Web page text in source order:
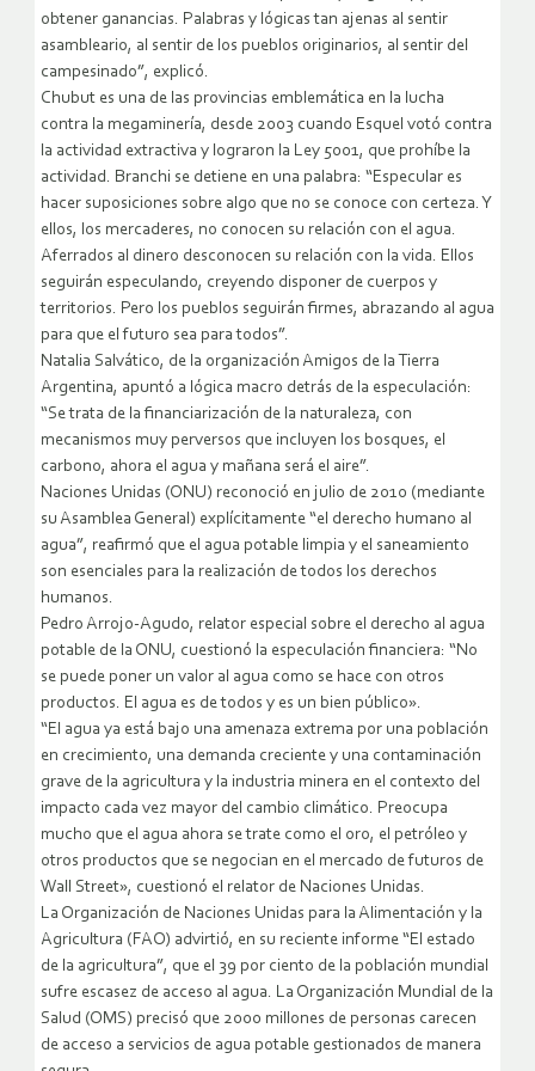
obtener ganancias. Palabras y lógicas tan ajenas al sentir
asambleario, al sentir de los pueblos originarios, al sentir del
campesinado”, explicó.
Chubut es una de las provincias emblemática en la lucha
contra la megaminería, desde 2003 cuando Esquel votó contra
la actividad extractiva y lograron la Ley 5001, que prohíbe la
actividad. Branchi se detiene en una palabra: “Especular es
hacer suposiciones sobre algo que no se conoce con certeza. Y
ellos, los mercaderes, no conocen su relación con el agua.
Aferrados al dinero desconocen su relación con la vida. Ellos
seguirán especulando, creyendo disponer de cuerpos y
territorios. Pero los pueblos seguirán firmes, abrazando al agua
para que el futuro sea para todos”.
Natalia Salvático, de la organización Amigos de la Tierra
Argentina, apuntó a lógica macro detrás de la especulación:
“Se trata de la financiarización de la naturaleza, con
mecanismos muy perversos que incluyen los bosques, el
carbono, ahora el agua y mañana será el aire”.
Naciones Unidas (ONU) reconoció en julio de 2010 (mediante
su Asamblea General) explícitamente “el derecho humano al
agua”, reafirmó que el agua potable limpia y el saneamiento
son esenciales para la realización de todos los derechos
humanos.
Pedro Arrojo-Agudo, relator especial sobre el derecho al agua
potable de la ONU, cuestionó la especulación financiera: “No
se puede poner un valor al agua como se hace con otros
productos. El agua es de todos y es un bien público».
“El agua ya está bajo una amenaza extrema por una población
en crecimiento, una demanda creciente y una contaminación
grave de la agricultura y la industria minera en el contexto del
impacto cada vez mayor del cambio climático. Preocupa
mucho que el agua ahora se trate como el oro, el petróleo y
otros productos que se negocian en el mercado de futuros de
Wall Street», cuestionó el relator de Naciones Unidas.
La Organización de Naciones Unidas para la Alimentación y la
Agricultura (FAO) advirtió, en su reciente informe “El estado
de la agricultura”, que el 39 por ciento de la población mundial
sufre escasez de acceso al agua. La Organización Mundial de la
Salud (OMS) precisó que 2000 millones de personas carecen
de acceso a servicios de agua potable gestionados de manera